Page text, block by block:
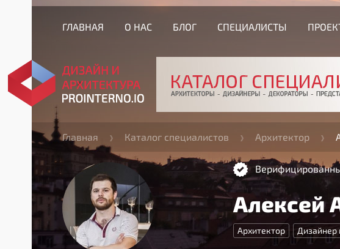
ГЛАВНАЯ О НАС БЛОГ СПЕЦИАЛИСТЫ
Главная Каталог специалистов Архитектор
Алексей
Архитектор Дизайнер